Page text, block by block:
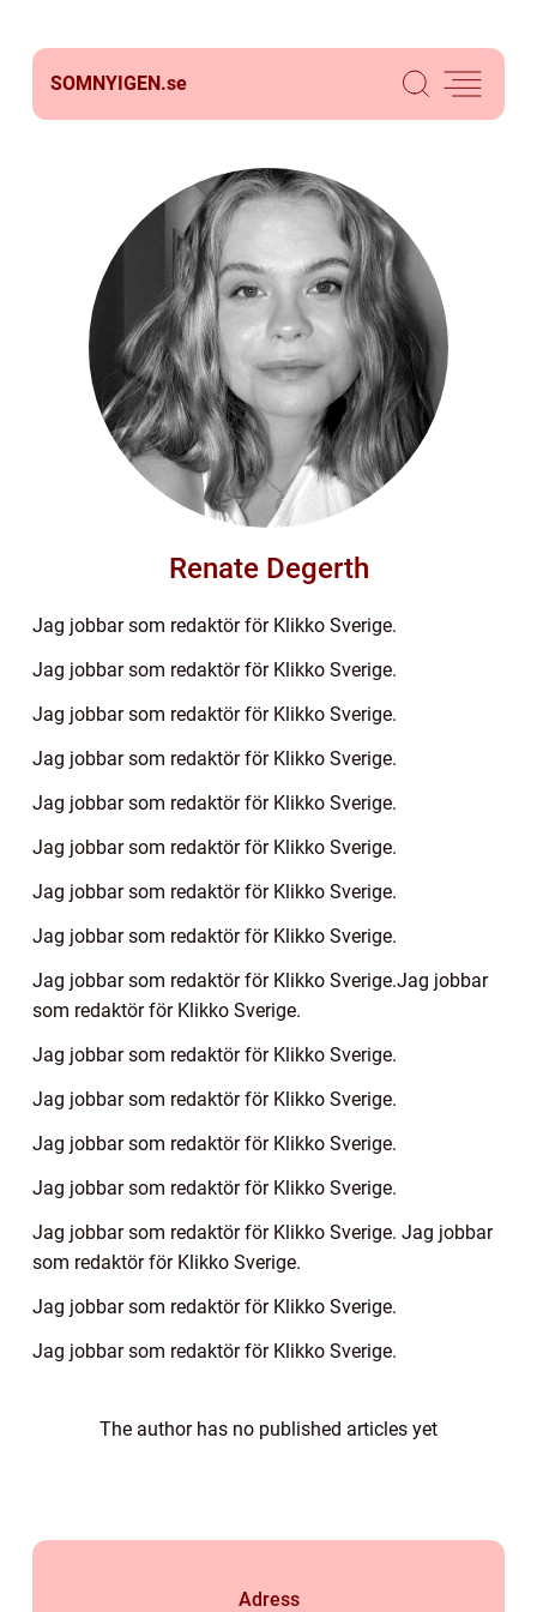
SOMNYIGEN.se
Renate Degerth
Jag jobbar som redaktör för Klikko Sverige.
Jag jobbar som redaktör för Klikko Sverige.
Jag jobbar som redaktör för Klikko Sverige.
Jag jobbar som redaktör för Klikko Sverige.
Jag jobbar som redaktör för Klikko Sverige.
Jag jobbar som redaktör för Klikko Sverige.
Jag jobbar som redaktör för Klikko Sverige.
Jag jobbar som redaktör för Klikko Sverige.
Jag jobbar som redaktör för Klikko Sverige.Jag jobbar
som redaktör för Klikko Sverige.
Jag jobbar som redaktör för Klikko Sverige.
Jag jobbar som redaktör för Klikko Sverige.
Jag jobbar som redaktör för Klikko Sverige.
Jag jobbar som redaktör för Klikko Sverige.
Jag jobbar som redaktör för Klikko Sverige. Jag jobbar
som redaktör för Klikko Sverige.
Jag jobbar som redaktör för Klikko Sverige.
Jag jobbar som redaktör för Klikko Sverige.
The author has no published articles yet
Adress